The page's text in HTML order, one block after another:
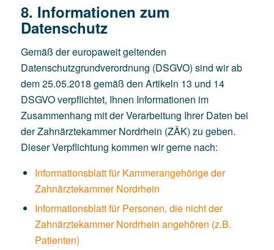
8. Informationen zum
Datenschutz
Gemäß der europaweit geltenden
Datenschutzgrundverordnung (DSGVO) sind wir ab
dem 25.05.2018 gemäß den Artikeln 13 und 14
DSGVO verpflichtet, Ihnen Informationen im
Zusammenhang mit der Verarbeitung Ihrer Daten bei
der Zahnärztekammer Nordrhein (ZÄK) zu geben.
Dieser Verpflichtung kommen wir gerne nach:
Informationsblatt für Kammerangehörige der
Zahnärztekammer Nordrhein
Informationsblatt für Personen, die nicht der
Zahnärztekammer Nordrhein angehören (z.B.
Patienten)